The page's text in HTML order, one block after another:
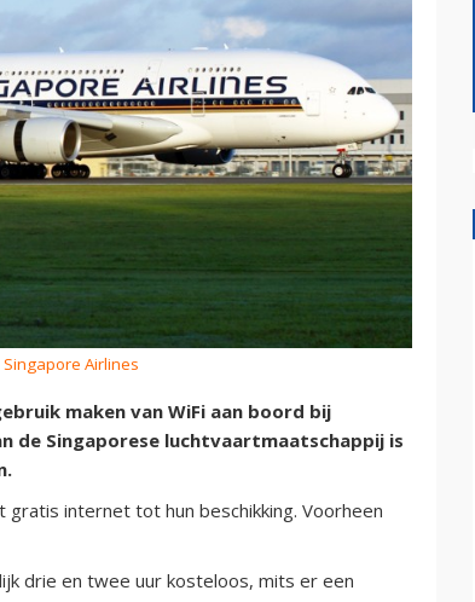
Singapore Airlines
maken van WiFi aan boord bij
de Singaporese luchtvaartmaatschappij is
gratis internet tot hun beschikking. Voorheen
drie en twee uur kosteloos, mits er een